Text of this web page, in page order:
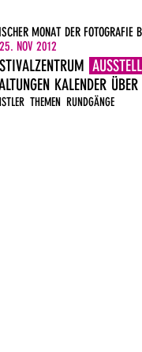
MONAT DER FOTOGRAFIE
NOV 2012
THEMEN RUNDGÄNGE
KALENDER